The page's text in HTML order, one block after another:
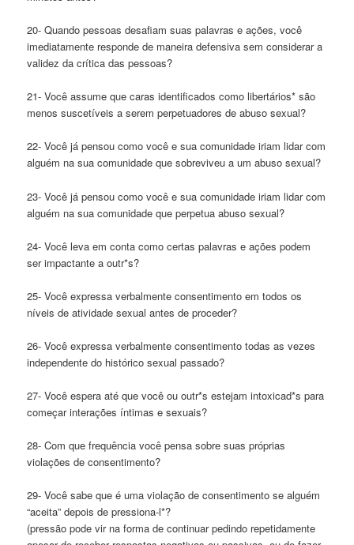
20- Quando pessoas desafiam suas palavras e ações, você
imediatamente responde de maneira defensiva sem considerar a
validez da crítica das pessoas?
21- Você assume que caras identificados como libertários* são
menos suscetíveis a serem perpetuadores de abuso sexual?
22- Você já pensou como você e sua comunidade iriam lidar com
alguém na sua comunidade que sobreviveu a um abuso sexual?
23- Você já pensou como você e sua comunidade iriam lidar com
alguém na sua comunidade que perpetua abuso sexual?
24- Você leva em conta como certas palavras e ações podem
ser impactante a outr*s?
25- Você expressa verbalmente consentimento em todos os
níveis de atividade sexual antes de proceder?
26- Você expressa verbalmente consentimento todas as vezes
independente do histórico sexual passado?
27- Você espera até que você ou outr*s estejam intoxicad*s para
começar interações íntimas e sexuais?
28- Com que frequência você pensa sobre suas próprias
violações de consentimento?
29- Você sabe que é uma violação de consentimento se alguém
“aceita” depois de pressiona-l*?
(pressão pode vir na forma de continuar pedindo repetidamente